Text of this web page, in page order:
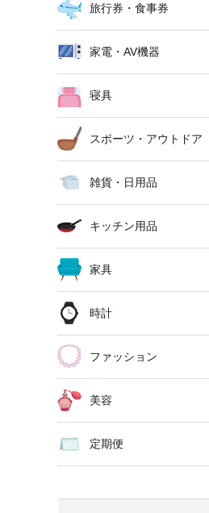
旅行券・食事券
家電・AV機器
寝具
スポーツ・アウトドア
雑貨・日用品
キッチン用品
家具
時計
ファッション
美容
定期便